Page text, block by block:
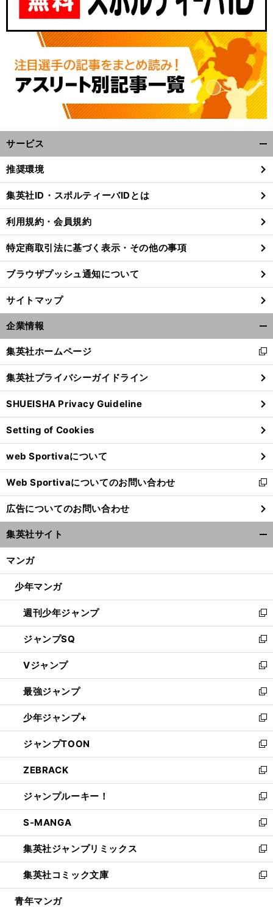
サービス
閉
る
推奨環境
集英社ID・スポルティーバIDとは
利用規約・会員規約
特定商取引法に基づく表示・その他の事項
ブラウザプッシュ通知について
サイトマップ
企業情報
閉
る
集英社ホームページ
新
し
い
ウ
ィ
ン
ド
ウ
で
開
く
集英社プライバシーガイドライン
SHUEISHA Privacy Guideline
Setting of Cookies
web Sportivaについて
Web Sportivaについてのお問い合わせ
新
し
い
ウ
ィ
ン
ウ
開
く
広告についてのお問い合わせ
集英社サイト
マンガ
少年マンガ
週刊少年ジャンプ
新
し
い
ウ
ィ
ン
ド
ウ
で
開
く
ジャンプSQ
新
し
い
ウ
ィ
ン
ド
ウ
で
開
く
Vジャンプ
新
し
い
ウ
ィ
ン
ド
ウ
で
開
く
最強ジャンプ
新
し
い
ウ
ィ
ン
ド
ウ
で
開
く
少年ジャンプ+
新
し
い
ウ
ィ
ン
ド
ウ
で
開
く
ジャンプTOON
新
し
い
ウ
ィ
ン
ド
ウ
で
開
く
ZEBRACK
新
し
い
ウ
ィ
ン
ド
ウ
で
開
ジャンプルーキー！
新
し
い
ウ
ィ
ン
ド
ウ
S-MANGA
新
し
い
ウ
ィ
ン
集英社ジャンプリミックス
新
し
い
ウ
集英社コミック文庫
新
し
青年マンガ